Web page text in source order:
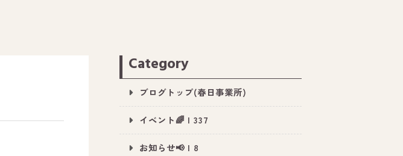
Category
ブログトップ(春日事業所)
イベント🌈 | 337
お知らせ📢 | 8